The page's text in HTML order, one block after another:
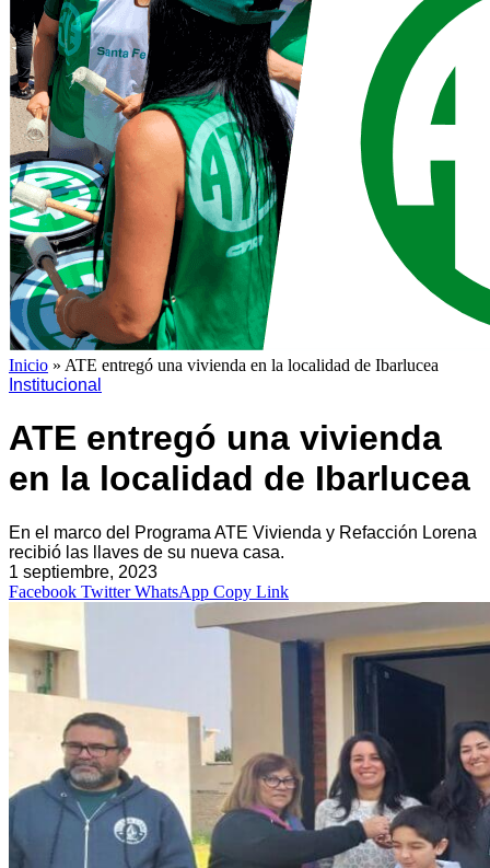
Inicio » ATE entregó una vivienda en la localidad de Ibarlucea
Institucional
ATE entregó una vivienda
en la localidad de Ibarlucea
En el marco del Programa ATE Vivienda y Refacción Lorena
recibió las llaves de su nueva casa.
1 septiembre, 2023
Facebook Twitter WhatsApp Copy Link